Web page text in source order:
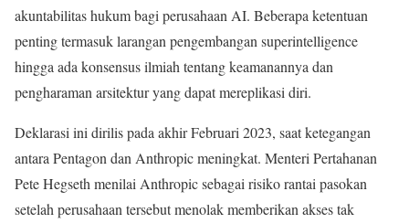
akuntabilitas hukum bagi perusahaan AI. Beberapa ketentuan
penting termasuk larangan pengembangan superintelligence
hingga ada konsensus ilmiah tentang keamanannya dan
pengharaman arsitektur yang dapat mereplikasi diri.
Deklarasi ini dirilis pada akhir Februari 2023, saat ketegangan
antara Pentagon dan Anthropic meningkat. Menteri Pertahanan
Pete Hegseth menilai Anthropic sebagai risiko rantai pasokan
setelah perusahaan tersebut menolak memberikan akses tak